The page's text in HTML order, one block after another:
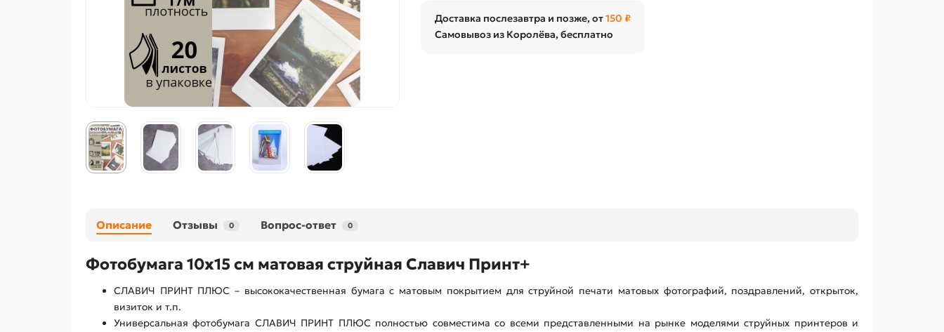
Доставка послезавтра и позже, от150 ₽
Самовывоз из Королёва, бесплатно
Описание Отзывы 0 Вопрос-ответ 0
Фотобумага 10х15 см матовая струйная Славич Принт+
СЛАВИЧ ПРИНТ ПЛЮС – высококачественная бумага с матовым покрытием для струйной печати матовых фотографий, поздравлений, открыток,
визиток и т.п.
Универсальная фотобумага СЛАВИЧ ПРИНТ ПЛЮС полностью совместима со всеми представленными на рынке моделями струйных принтеров и